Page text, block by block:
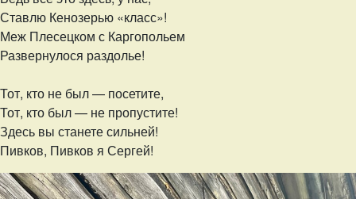
Ставлю Кенозерью «класс»!
Меж Плесецком с Каргопольем
Развернулося раздолье!
Тот, кто не был — посетите,
Тот, кто был — не пропустите!
Здесь вы станете сильней!
Пивков, Пивков я Сергей!